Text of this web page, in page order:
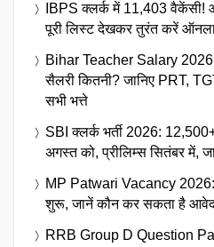
IBPS क्लर्क में 11,403 वैकेंसी!
पूरी लिस्ट देखकर तुरंत करें
Bihar Teacher Salary 2026:
सैलरी कितनी? जानिए PRT,
सभी भत्ते
SBI क्लर्क भर्ती 2026:
अगस्त को, प्रीलिम्स सितंबर में,
MP Patwari Vacancy 2026:
शुरू, जानें कौन कर सकता है
RRB Group D Question